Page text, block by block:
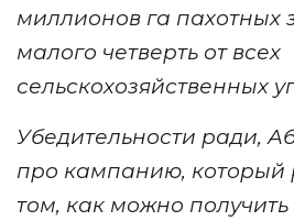
миллионов га пахотных
малого четверть от всех
сельскохозяйственных
Убедительности ради,
про кампанию, который
том, как можно получить